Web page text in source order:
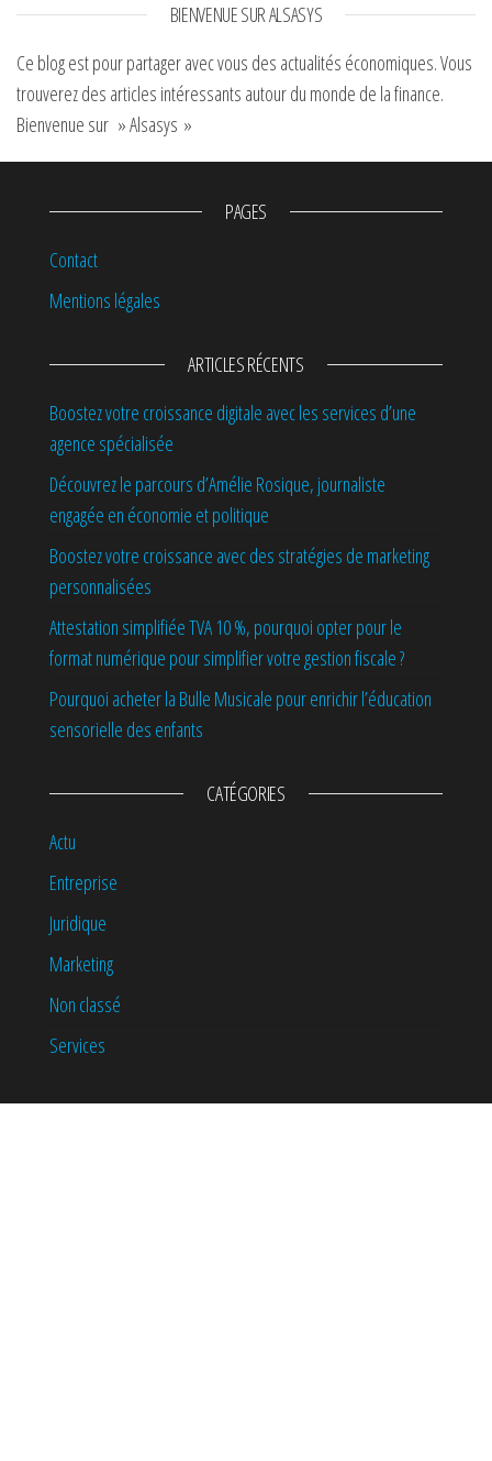
BIENVENUE SUR ALSASYS
Ce blog est pour partager avec vous des actualités économiques. Vous
trouverez des articles intéressants autour du monde de la finance.
Bienvenue sur » Alsasys »
PAGES
Contact
Mentions légales
ARTICLES RÉCENTS
Boostez votre croissance digitale avec les services d’une
agence spécialisée
Découvrez le parcours d’Amélie Rosique, journaliste
engagée en économie et politique
Boostez votre croissance avec des stratégies de marketing
personnalisées
Attestation simplifiée TVA 10 %, pourquoi opter pour le
format numérique pour simplifier votre gestion fiscale ?
Pourquoi acheter la Bulle Musicale pour enrichir l’éducation
sensorielle des enfants
CATÉGORIES
Actu
Entreprise
Juridique
Marketing
Non classé
Services